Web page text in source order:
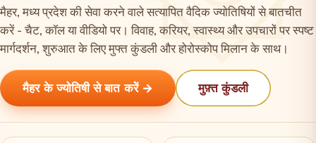
मैहर, मध्य प्रदेश की सेवा करने वाले सत्यापित वैदिक ज्योतिषियों से बातचीत
करें - चैट, कॉल या वीडियो पर। विवाह, करियर, स्वास्थ्य और उपचारों पर स्पष्ट
मार्गदर्शन, शुरुआत के लिए मुफ्त कुंडली और होरोस्कोप मिलान के साथ।
मैहर के ज्योतिषी से बात करें → मुफ़्त कुंडली